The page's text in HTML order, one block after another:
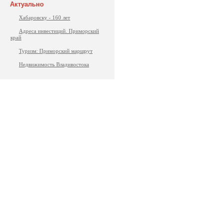
Актуально
Хабаровску - 160 лет
Адреса инвестиций. Приморский
край
Туризм: Приморский маршрут
Недвижимость Владивостока